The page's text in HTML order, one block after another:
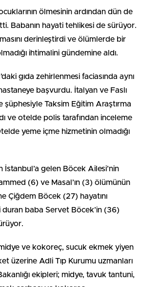
ölmesinin ardından dün de
Babanın hayati tehlikesi de sürüyor.
derinleştirdi ve ölümlerde bir
ihtimalini gündemine aldı.
gıda zehirlenmesi faciasında aynı
başvurdu. İtalyan ve Faslı
şüphesiyle Taksim Eğitim Araştırma
ve otelde polis tarafından inceleme
yeme içme hizmetinin olmadığı
İstanbul’a gelen Böcek Ailesi’nin
(6) ve Masal’ın (3) ölümünün
Çiğdem Böcek (27) hayatını
baba Servet Böcek’in (36)
ve kokoreç, sucuk ekmek yiyen
üzerine Adli Tıp Kurumu uzmanları
ekipleri; midye, tavuk tantuni,